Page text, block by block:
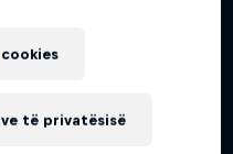
të privatësisë